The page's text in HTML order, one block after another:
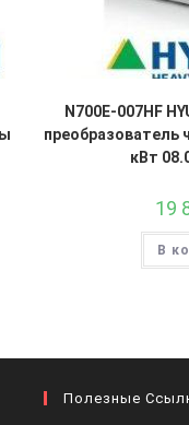
N700E-007HF
преобразователь
кВт
19
В
Полезные